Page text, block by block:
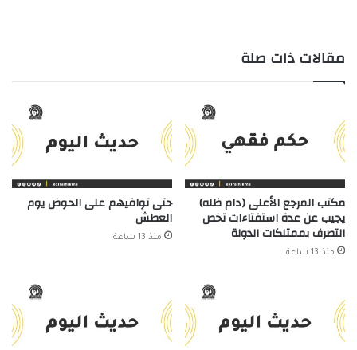
مقالات ذات صلة
مكتب المرجع الأعلى (دام ظله)
يجيب عن عدة استفتاءات تخص
التصرف بممتلكات الدولة
منذ 13 ساعة
حتى توافيهم على الحوض يوم
العطش
منذ 13 ساعة